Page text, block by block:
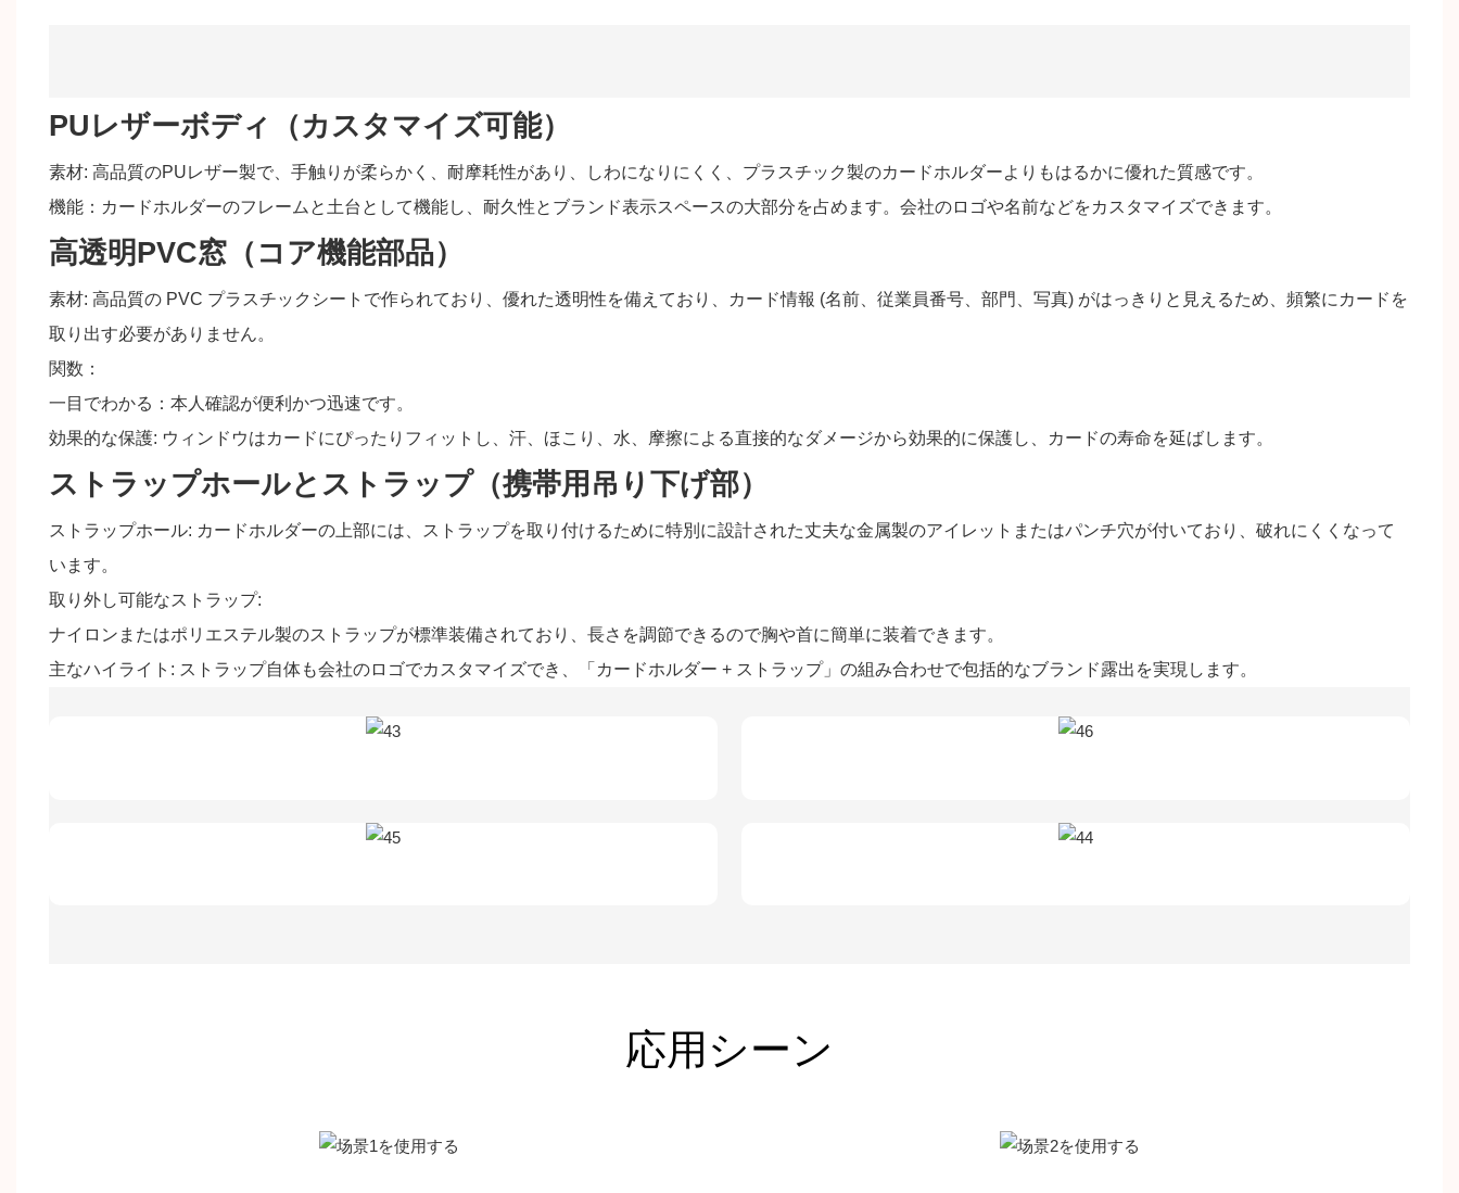
PUレザーボディ（カスタマイズ可能）
素材: 高品質のPUレザー製で、手触りが柔らかく、耐摩耗性があり、しわになりにくく、プラスチック製のカードホルダーよりもはるかに優れた質感です。
機能：カードホルダーのフレームと土台として機能し、耐久性とブランド表示スペースの大部分を占めます。会社のロゴや名前などをカスタマイズできます。
高透明PVC窓（コア機能部品）
素材: 高品質の PVC プラスチックシートで作られており、優れた透明性を備えており、カード情報 (名前、従業員番号、部門、写真) がはっきりと見えるため、頻繁にカードを
取り出す必要がありません。
関数：
一目でわかる：本人確認が便利かつ迅速です。
効果的な保護: ウィンドウはカードにぴったりフィットし、汗、ほこり、水、摩擦による直接的なダメージから効果的に保護し、カードの寿命を延ばします。
ストラップホールとストラップ（携帯用吊り下げ部）
ストラップホール: カードホルダーの上部には、ストラップを取り付けるために特別に設計された丈夫な金属製のアイレットまたはパンチ穴が付いており、破れにくくなって
います。
取り外し可能なストラップ:
ナイロンまたはポリエステル製のストラップが標準装備されており、長さを調節できるので胸や首に簡単に装着できます。
主なハイライト: ストラップ自体も会社のロゴでカスタマイズでき、「カードホルダー + ストラップ」の組み合わせで包括的なブランド露出を実現します。
応用シーン